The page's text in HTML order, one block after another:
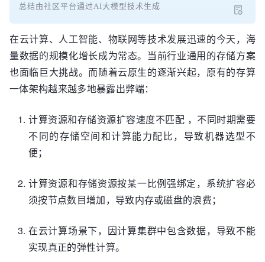
总结由社区平台通过AI大模型技术生成
在云计算、人工智能、物联网等技术发展迅速的今天，海
量数据的规模化增长成为常态。当前行业通用的存储方案
也面临巨大挑战。而随着云原生的逐渐兴起，原有的存算
一体架构越来越多地暴露出弊端：
计算资源和存储资源扩容速度不匹配 ，不同时期需要
不同的存储空间和计算能力配比，导致机器选型不
便；
计算资源和存储资源按某一比例强绑定，系统扩容必
须按节点数目增加，导致内存或磁盘的浪费；
在云计算场景下，因计算集群中包含数据，导致不能
实现真正的弹性计算。